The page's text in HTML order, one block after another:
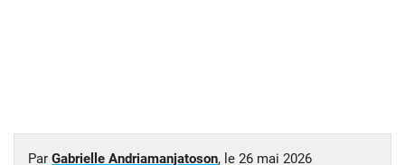
Par Gabrielle Andriamanjatoson, le 26 mai 2026